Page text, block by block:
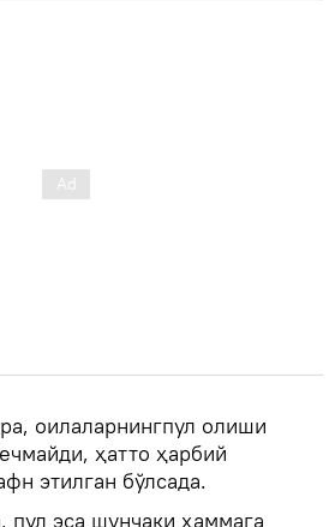
оилаларнингпул олиши
ҳатто ҳарбий
этилган бўлсада.
пул эса шунчаки ҳаммага